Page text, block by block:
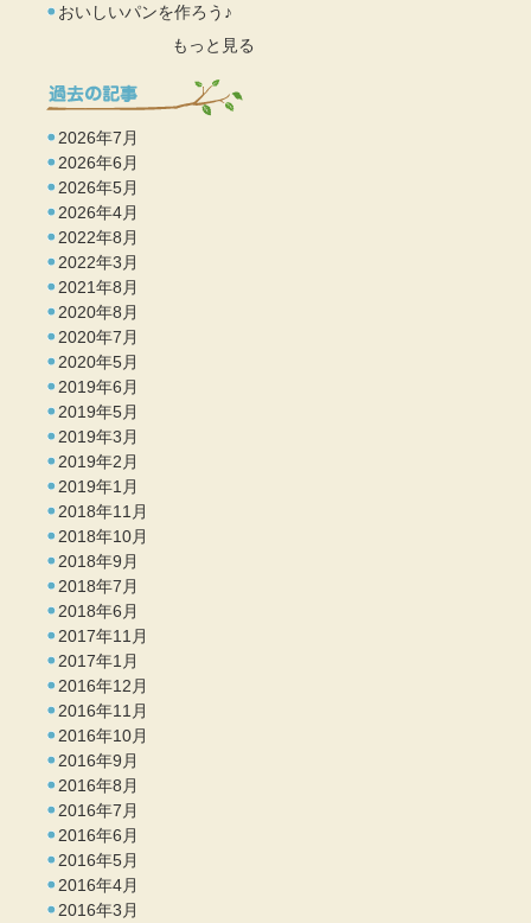
おいしいパンを作ろう♪
もっと見る
2026年7月
2026年6月
2026年5月
2026年4月
2022年8月
2022年3月
2021年8月
2020年8月
2020年7月
2020年5月
2019年6月
2019年5月
2019年3月
2019年2月
2019年1月
2018年11月
2018年10月
2018年9月
2018年7月
2018年6月
2017年11月
2017年1月
2016年12月
2016年11月
2016年10月
2016年9月
2016年8月
2016年7月
2016年6月
2016年5月
2016年4月
2016年3月